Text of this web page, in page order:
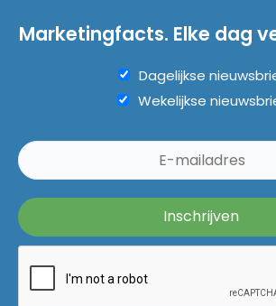
Marketingfacts. Elke dag
Dagelijkse
Wekelijkse